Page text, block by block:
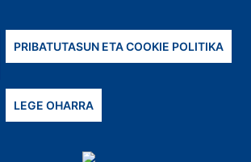
PRIBATUTASUN ETA COOKIE POLITIKA
LEGE OHARRA